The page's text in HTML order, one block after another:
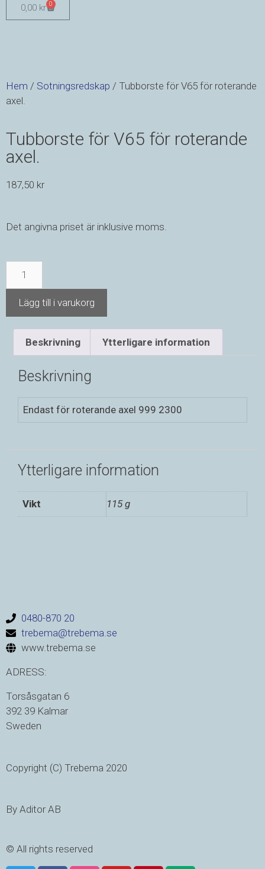
0,00 kr 0
Hem / Sotningsredskap / Tubborste för V65 för roterande
axel.
Tubborste för V65 för roterande
axel.
187,50 kr
Det angivna priset är inklusive moms.
Lägg till i varukorg
Beskrivning Ytterligare information
Beskrivning
Endast för roterande axel 999 2300
Ytterligare information
Vikt 115 g
0480-870 20
trebema@trebema.se
www.trebema.se
ADRESS:
Torsåsgatan 6
392 39 Kalmar
Sweden
Copyright (C) Trebema 2020
By Aditor AB
© All rights reserved